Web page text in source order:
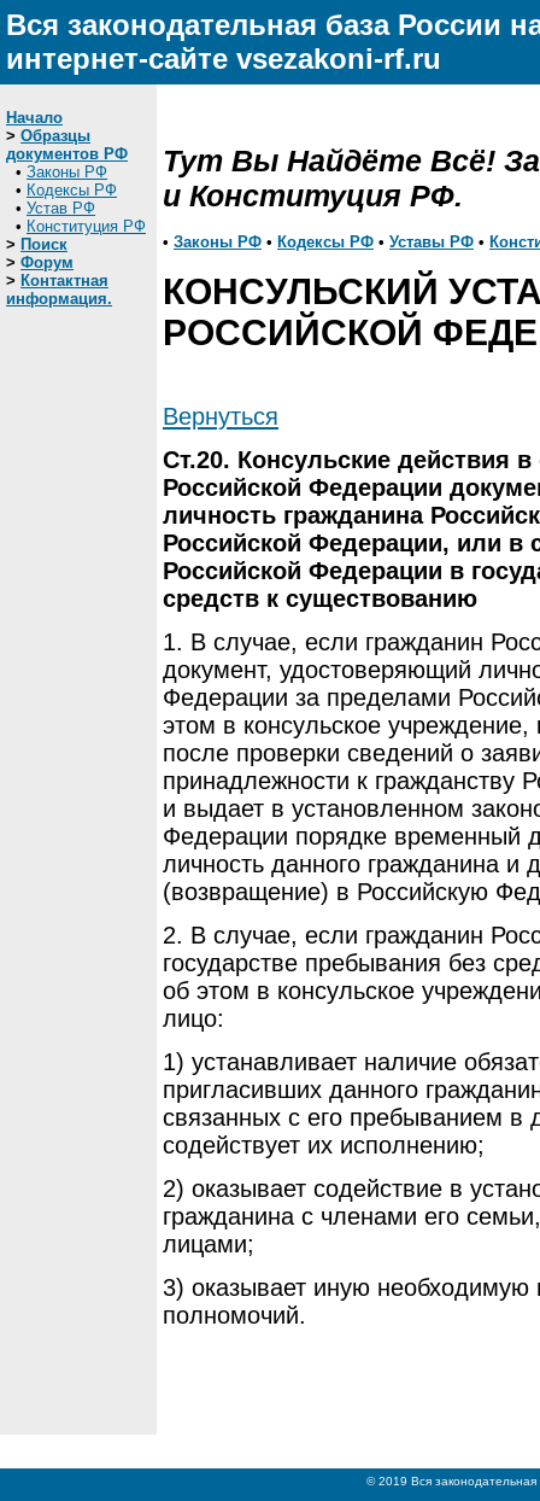
Вся законодательная база России
интернет-сайте vsezakoni-rf.ru
Начало
> Образцы
документов РФ
• Законы РФ
• Кодексы РФ
• Устав РФ
• Конституция РФ
> Поиск
> Форум
> Контактная
информация.
Тут Вы Найдёте Всё!
и Конституция РФ.
• Законы РФ • Кодексы РФ • Уставы РФ •
КОНСУЛЬСКИЙ
РОССИЙСКОЙ
Вернуться
Ст.20. Консульские действия
Российской Федерации
личность гражданина
Российской Федерации, или в
Российской Федерации в
средств к существованию
1. В случае, если гражданин
документ, удостоверяющий
Федерации за пределами
этом в консульское
после проверки сведений о
принадлежности к гражданству
и выдает в установленном
Федерации порядке временный
личность данного гражданина
(возвращение) в Российскую
2. В случае, если гражданин
государстве пребывания без
об этом в консульское
лицо:
1) устанавливает наличие
пригласивших данного
связанных с его пребыванием в
содействует их исполнению;
2) оказывает содействие в
гражданина с членами его
лицами;
3) оказывает иную
полномочий.
© 2019 Вся